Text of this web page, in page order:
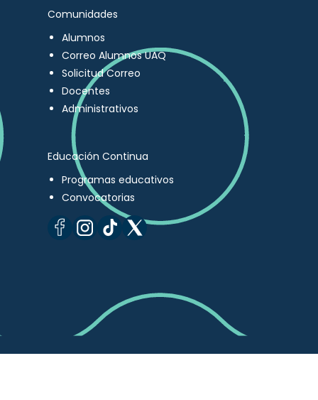
Comunidades
Alumnos
Correo Alumnos UAQ
Solicitud Correo
Docentes
Administrativos
Educación Continua
Programas educativos
Convocatorias